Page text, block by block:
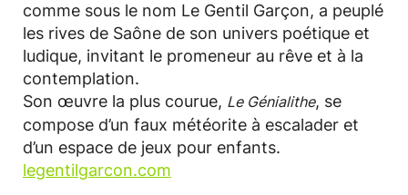
comme sous le nom Le Gentil Garçon, a peuplé
les rives de Saône de son univers poétique et
ludique, invitant le promeneur au rêve et à la
contemplation.
Son œuvre la plus courue, Le Génialithe, se
compose d’un faux météorite à escalader et
d’un espace de jeux pour enfants.
legentilgarcon.com